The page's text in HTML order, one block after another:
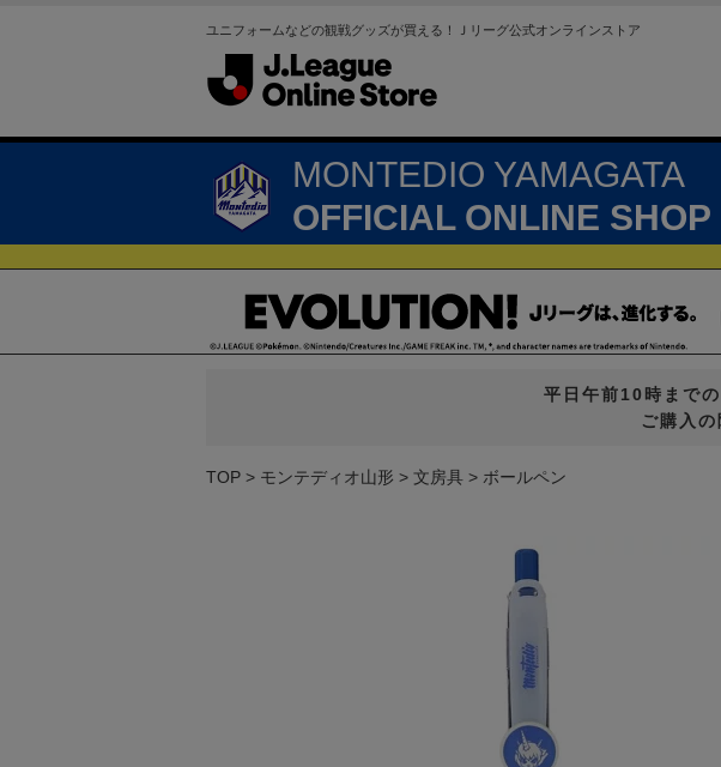
ユニフォームなどの観戦グッズが買える！Ｊリーグ公式オンラインストア
MONTEDIO YAMAGATA
OFFICIAL ONLINE SHOP
平日午前10時まで
ご購入
TOP モンテディオ山形 文房具 ボールペン